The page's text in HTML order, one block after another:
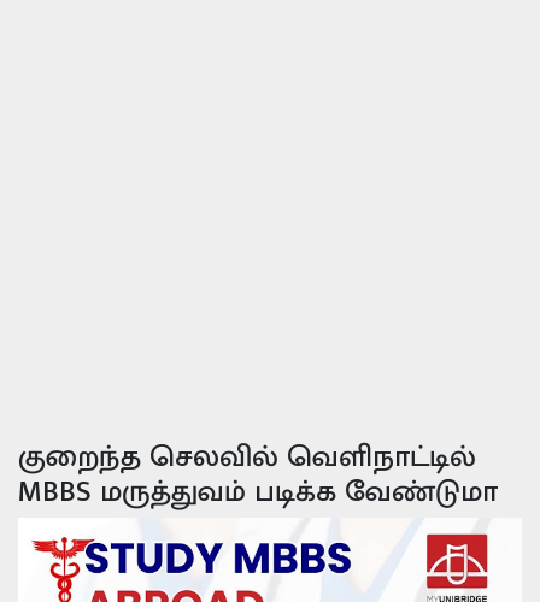
குறைந்த செலவில் வெளிநாட்டில்
MBBS மருத்துவம் படிக்க வேண்டுமா